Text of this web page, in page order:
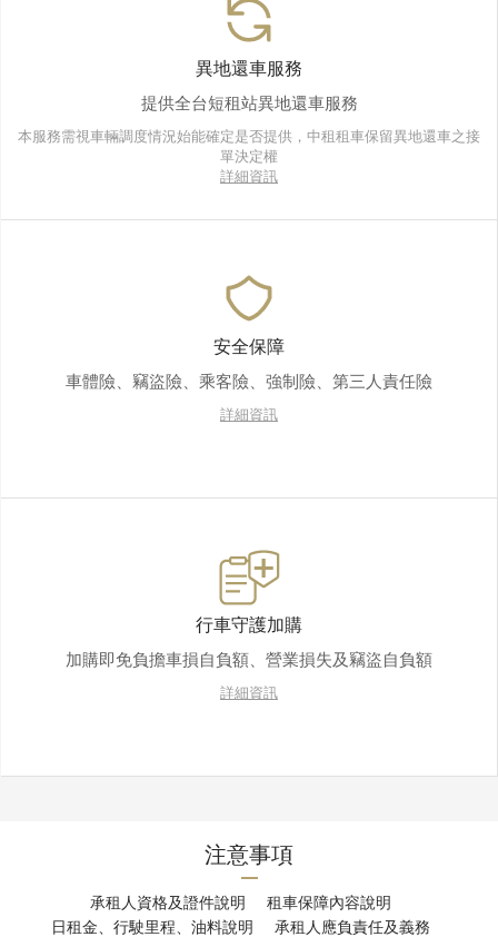
異地還車服務
提供全台短租站異地還車服務
本服務需視車輛調度情況始能確定是否提供，中租租車保留異地還車之接
單決定權
詳細資訊
安全保障
車體險、竊盜險、乘客險、強制險、第三人責任險
詳細資訊
行車守護加購
加購即免負擔車損自負額、營業損失及竊盜自負額
詳細資訊
注意事項
承租人資格及證件說明
租車保障內容說明
日租金、行駛里程、油料說明
承租人應負責任及義務